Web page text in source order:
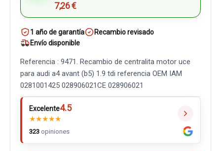
7,26 €
1 año de garantía
Recambio revisado
Envío disponible
Referencia : 9471. Recambio de centralita motor uce
para audi a4 avant (b5) 1.9 tdi referencia OEM IAM
0281001425 028906021CE 028906021
Excelente4.5
★★★★★
323 opiniones